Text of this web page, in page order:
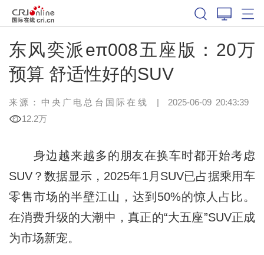
东风奕派eπ008五座版：20万
预算 舒适性好的SUV
来源：中央广电总台国际在线 | 2025-06-09 20:43:39
12.2万
身边越来越多的朋友在换车时都开始考虑
SUV？数据显示，2025年1月SUV已占据乘用车
零售市场的半壁江山，达到50%的惊人占比。
在消费升级的大潮中，真正的“大五座”SUV正成
为市场新宠。